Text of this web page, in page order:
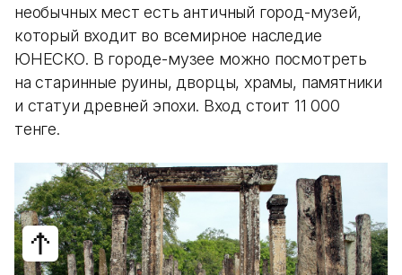
необычных мест есть античный город-музей,
который входит во всемирное наследие
ЮНЕСКО. В городе-музее можно посмотреть
на старинные руины, дворцы, храмы, памятники
и статуи древней эпохи. Вход стоит 11 000
тенге.